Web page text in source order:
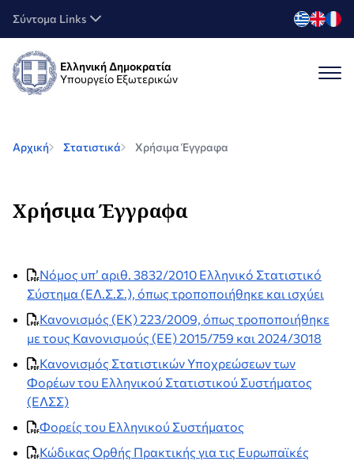
Σύντομα Links
Ελληνική Δημοκρατία
Υπουργείο Εξωτερικών
Αρχική Στατιστικά Χρήσιμα Έγγραφα
Χρήσιμα Έγγραφα
Νόμος υπ’ αριθ. 3832/2010 Ελληνικό Στατιστικό
Σύστημα (ΕΛ.Σ.Σ.), όπως τροποποιήθηκε και ισχύει
Κανονισμός (ΕΚ) 223/2009, όπως τροποποιήθηκε
με τους Κανονισμούς (ΕΕ) 2015/759 και 2024/3018
Κανονισμός Στατιστικών Υποχρεώσεων των
Φορέων του Ελληνικού Στατιστικού Συστήματος
(ΕΛΣΣ)
Φορείς του Ελληνικού Συστήματος
Κώδικας Ορθής Πρακτικής για τις Ευρωπαϊκές